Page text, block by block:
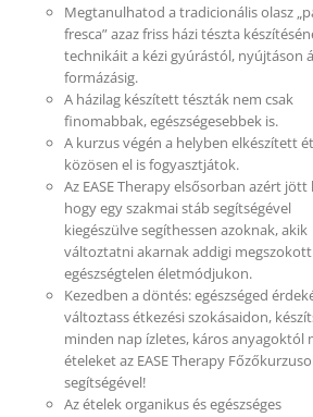
Megtanulhatod a tradicionális olasz
fresca” azaz friss házi tészta
technikáit a kézi gyúrástól, nyújtáson
formázásig.
A házilag készített tészták nem csak
finomabbak, egészségesebbek is.
A kurzus végén a helyben elkészített
közösen el is fogyasztjátok.
Az EASE Therapy elsősorban azért jött
hogy egy szakmai stáb segítségével
kiegészülve segíthessen azoknak, akik
változtatni akarnak addigi megszokott
egészségtelen életmódjukon.
Kezedben a döntés: egészséged
változtass étkezési szokásaidon,
minden nap ízletes, káros anyagoktól
ételeket az EASE Therapy
segítségével!
Az ételek organikus és egészséges